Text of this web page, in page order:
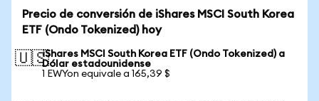
Precio de conversión de iShares MSCI South Korea
ETF (Ondo Tokenized) hoy
🇺🇸iShares MSCI South Korea ETF (Ondo Tokenized) a
Dólar estadounidense
1 EWYon equivale a 165,39 $